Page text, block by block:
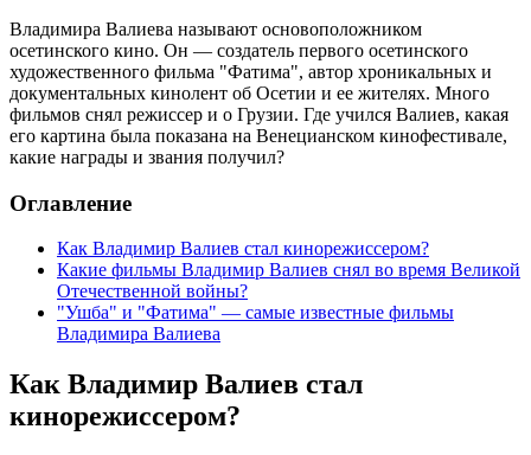
Владимира Валиева называют основоположником
осетинского кино. Он — создатель первого осетинского
художественного фильма "Фатима", автор хроникальных и
документальных кинолент об Осетии и ее жителях. Много
фильмов снял режиссер и о Грузии. Где учился Валиев, какая
его картина была показана на Венецианском кинофестивале,
какие награды и звания получил?
Оглавление
Как Владимир Валиев стал кинорежиссером?
Какие фильмы Владимир Валиев снял во время Великой
Отечественной войны?
"Ушба" и "Фатима" — самые известные фильмы
Владимира Валиева
Как Владимир Валиев стал
кинорежиссером?